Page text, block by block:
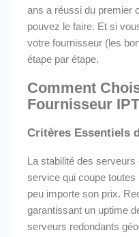
ans a réussi du premier
pouvez le faire. Et si
votre fournisseur (les
étape par étape.
Comment
Fournisseur
Critères Essentiels
La stabilité des
service qui coupe
peu importe son prix.
garantissant un uptime
serveurs redondants